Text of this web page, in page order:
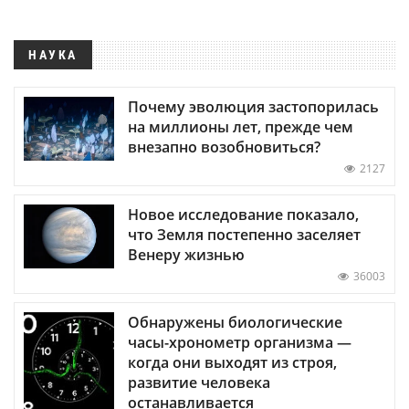
НАУКА
Почему эволюция застопорилась
на миллионы лет, прежде чем
внезапно возобновиться?
2127
Новое исследование показало,
что Земля постепенно заселяет
Венеру жизнью
36003
Обнаружены биологические
часы-хронометр организма —
когда они выходят из строя,
развитие человека
останавливается